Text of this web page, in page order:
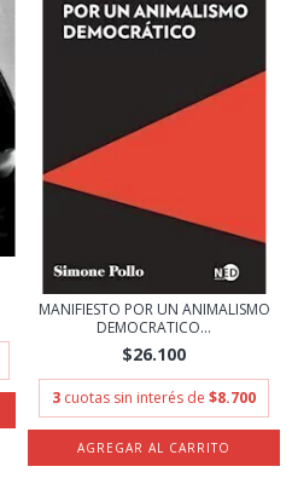
MANIFIESTO POR UN ANIMALISMO
DEMOCRATICO...
$26.100
3 cuotas sin interés de $8.700